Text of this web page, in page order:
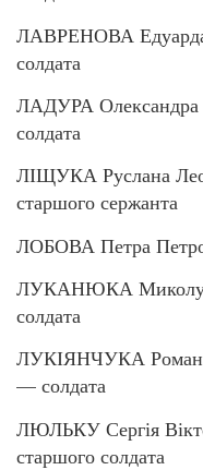
ЛАВРЕНОВА
солдата
ЛАДУРА
солдата
ЛІЩУКА Руслана
старшого сержанта
ЛОБОВА Петра
ЛУКАНЮКА Миколу
солдата
ЛУКІЯНЧУКА Романа
— солдата
ЛЮЛЬКУ Сергія
старшого солдата